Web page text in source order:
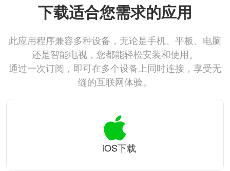
下载适合您需求的应用
此应用程序兼容多种设备，无论是手机、平板、电脑
还是智能电视，您都能轻松安装和使用。
通过一次订阅，即可在多个设备上同时连接，享受无
缝的互联网体验。
iOS下载